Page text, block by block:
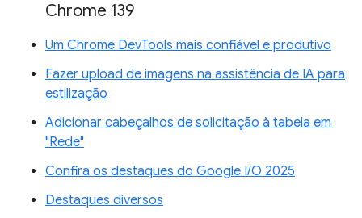
Chrome 139
Um Chrome DevTools mais confiável e produtivo
Fazer upload de imagens na assistência de IA para
estilização
Adicionar cabeçalhos de solicitação à tabela em
"Rede"
Confira os destaques do Google I/O 2025
Destaques diversos